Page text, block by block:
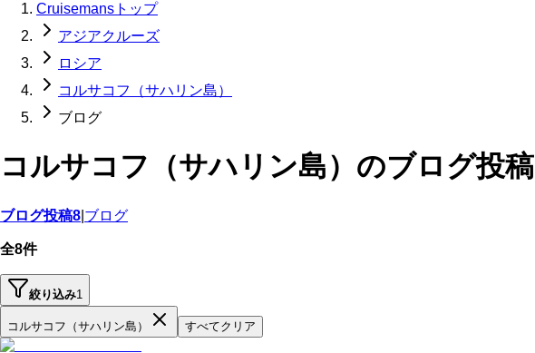
Cruisemansトップ
アジアクルーズ
ロシア
コルサコフ（サハリン島）
ブログ
コルサコフ（サハリン島）のブログ投稿
ブログ投稿8 ブログ
全8件
絞り込み1
コルサコフ（サハリン島） すべてクリア